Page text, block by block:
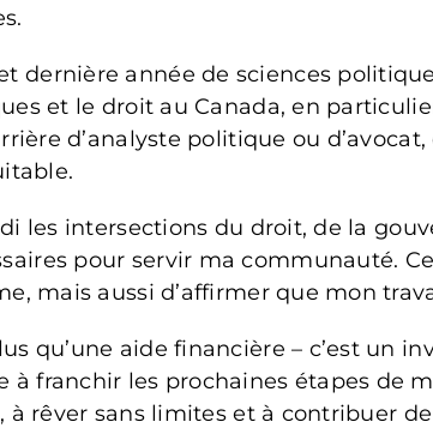
dernière année de sciences
et le droit au Canada, en
d’analyste politique ou
les intersections du droit, de la
pour servir ma communauté.
mais aussi d’affirmer que mon
qu’une aide financière – c’est un
à franchir les prochaines étapes de
à rêver sans limites et à contribuer